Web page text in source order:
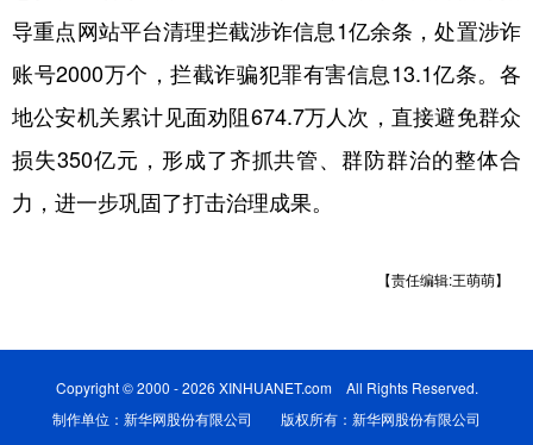
导重点网站平台清理拦截涉诈信息1亿余条，处置涉诈
账号2000万个，拦截诈骗犯罪有害信息13.1亿条。各
地公安机关累计见面劝阻674.7万人次，直接避免群众
损失350亿元，形成了齐抓共管、群防群治的整体合
力，进一步巩固了打击治理成果。
【责任编辑:王萌萌】
Copyright © 2000 - 2026 XINHUANET.com All Rights Reserved.
制作单位：新华网股份有限公司 版权所有：新华网股份有限公司